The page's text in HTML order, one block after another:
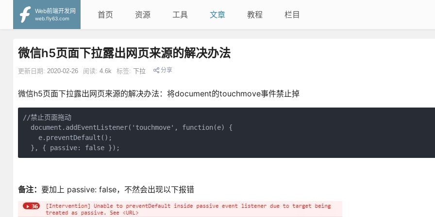
Web前端开发网
web.fly63.com
首页 资源 工具 文章 教程 栏目
微信h5页面下拉露出网页来源的解决办法
更新日期: 2020-02-26 阅读: 4.6k 标签: 下拉 分享
微信h5页面下拉露出网页来源的解决办法：将document的touchmove事件禁止掉
//禁止页面拖动
  document.addEventListener('touchmove', function(e) {
    e.preventDefault();
  }, { passive: false });
备注： 要加上 passive: false，不然会出现以下报错